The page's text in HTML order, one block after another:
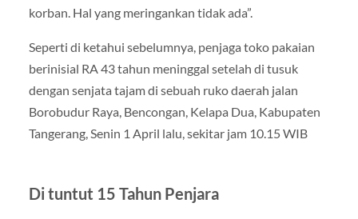
korban. Hal yang meringankan tidak ada”.
Seperti di ketahui sebelumnya, penjaga toko pakaian
berinisial RA 43 tahun meninggal setelah di tusuk
dengan senjata tajam di sebuah ruko daerah jalan
Borobudur Raya, Bencongan, Kelapa Dua, Kabupaten
Tangerang, Senin 1 April lalu, sekitar jam 10.15 WIB
Di tuntut 15 Tahun Penjara